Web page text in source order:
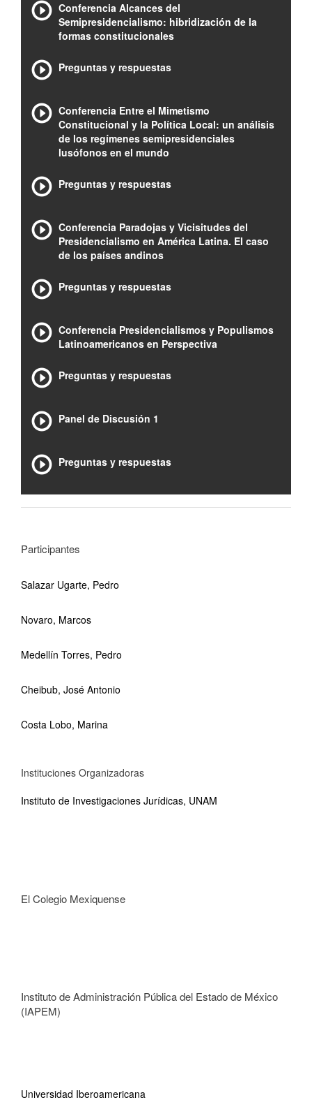
Conferencia Alcances del
Semipresidencialismo: hibridización de la
formas constitucionales
Preguntas y respuestas
Conferencia Entre el Mimetismo
Constitucional y la Política Local: un análisis
de los regímenes semipresidenciales
lusófonos en el mundo
Preguntas y respuestas
Conferencia Paradojas y Vicisitudes del
Presidencialismo en América Latina. El caso
de los países andinos
Preguntas y respuestas
Conferencia Presidencialismos y Populismos
Latinoamericanos en Perspectiva
Preguntas y respuestas
Panel de Discusión 1
Preguntas y respuestas
Participantes
Salazar Ugarte, Pedro
Novaro, Marcos
Medellín Torres, Pedro
Cheibub, José Antonio
Costa Lobo, Marina
Instituciones Organizadoras
Instituto de Investigaciones Jurídicas, UNAM
El Colegio Mexiquense
Instituto de Administración Pública del Estado de México
(IAPEM)
Universidad Iberoamericana